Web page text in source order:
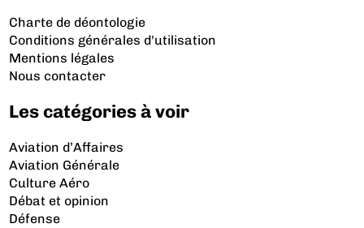
Charte de déontologie
Conditions générales d'utilisation
Mentions légales
Nous contacter
Les catégories à voir
Aviation d’Affaires
Aviation Générale
Culture Aéro
Débat et opinion
Défense